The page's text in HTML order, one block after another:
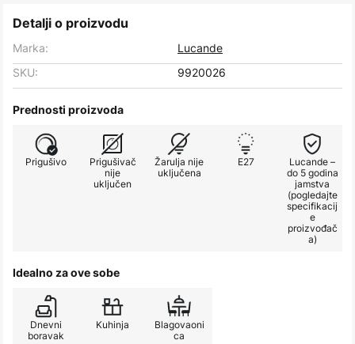
Detalji o proizvodu
Marka:
Lucande
SKU:
9920026
Prednosti proizvoda
Prigušivo
Prigušivač
nije
uključen
Žarulja nije
uključena
E27
Lucande –
do 5 godina
jamstva
(pogledajte
specifikacij
e
proizvođač
a)
Idealno za ove sobe
Dnevni
boravak
Kuhinja
Blagovaoni
ca